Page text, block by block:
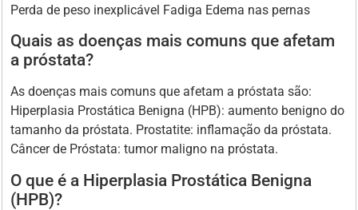
Perda de peso inexplicável Fadiga Edema nas pernas
Quais as doenças mais comuns que afetam
a próstata?
As doenças mais comuns que afetam a próstata são:
Hiperplasia Prostática Benigna (HPB): aumento benigno do
tamanho da próstata. Prostatite: inflamação da próstata.
Câncer de Próstata: tumor maligno na próstata.
O que é a Hiperplasia Prostática Benigna
(HPB)?